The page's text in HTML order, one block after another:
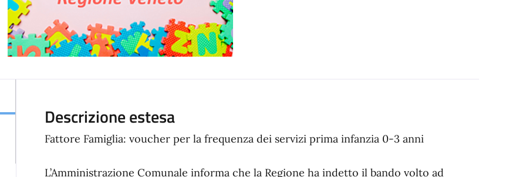
Descrizione estesa
Fattore Famiglia: voucher per la frequenza dei servizi prima infanzia 0-3 anni
L’Amministrazione Comunale informa che la Regione ha indetto il bando volto ad